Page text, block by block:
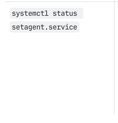
systemctl status
setagent.service